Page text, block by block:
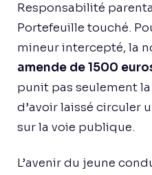
Responsabilité
Portefeuille touché.
mineur intercepté, la
amende de 1500
punit pas seulement
d’avoir laissé circuler
sur la voie publique.
L’avenir du jeune